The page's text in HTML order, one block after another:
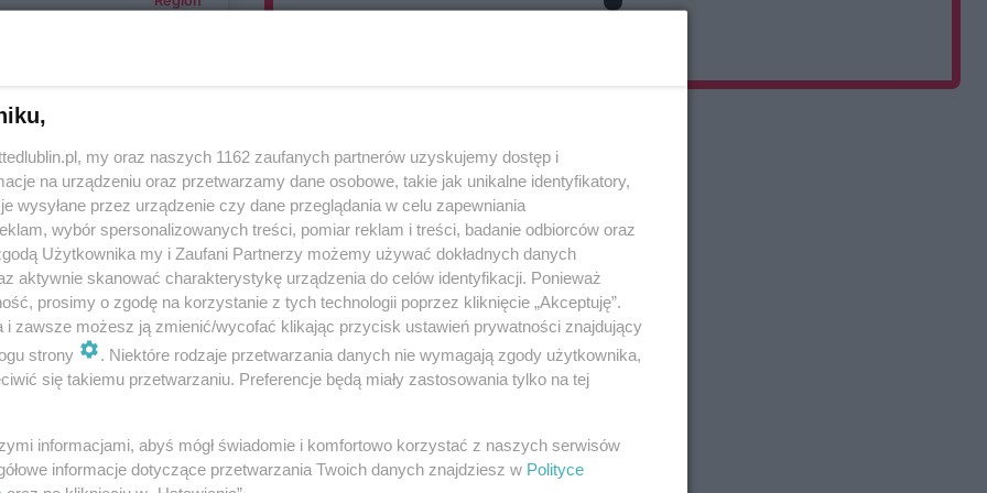
ludziom na
wejściową
Dla mieszkańca
uczestnictwa we
nie jest
zakażeni
my oraz naszych 1162 zaufanych partnerów uzyskujemy dostęp i
na urządzeniu oraz przetwarzamy dane osobowe, takie jak unikalne identyfikatory,
wysyłane przez urządzenie czy dane przeglądania w celu zapewniania
wybór spersonalizowanych treści, pomiar reklam i treści, badanie odbiorców oraz
Użytkownika my i Zaufani Partnerzy możemy używać dokładnych danych
aktywnie skanować charakterystykę urządzenia do celów identyfikacji. Ponieważ
prosimy o zgodę na korzystanie z tych technologii poprzez kliknięcie „Akceptuję”.
i zawsze możesz ją zmienić/wycofać klikając przycisk ustawień prywatności znajdujący
strony
. Niektóre rodzaje przetwarzania danych nie wymagają zgody użytkownika,
się takiemu przetwarzaniu. Preferencje będą miały zastosowania tylko na tej
informacjami, abyś mógł świadomie i komfortowo korzystać z naszych serwisów
informacje dotyczące przetwarzania Twoich danych znajdziesz w Polityce